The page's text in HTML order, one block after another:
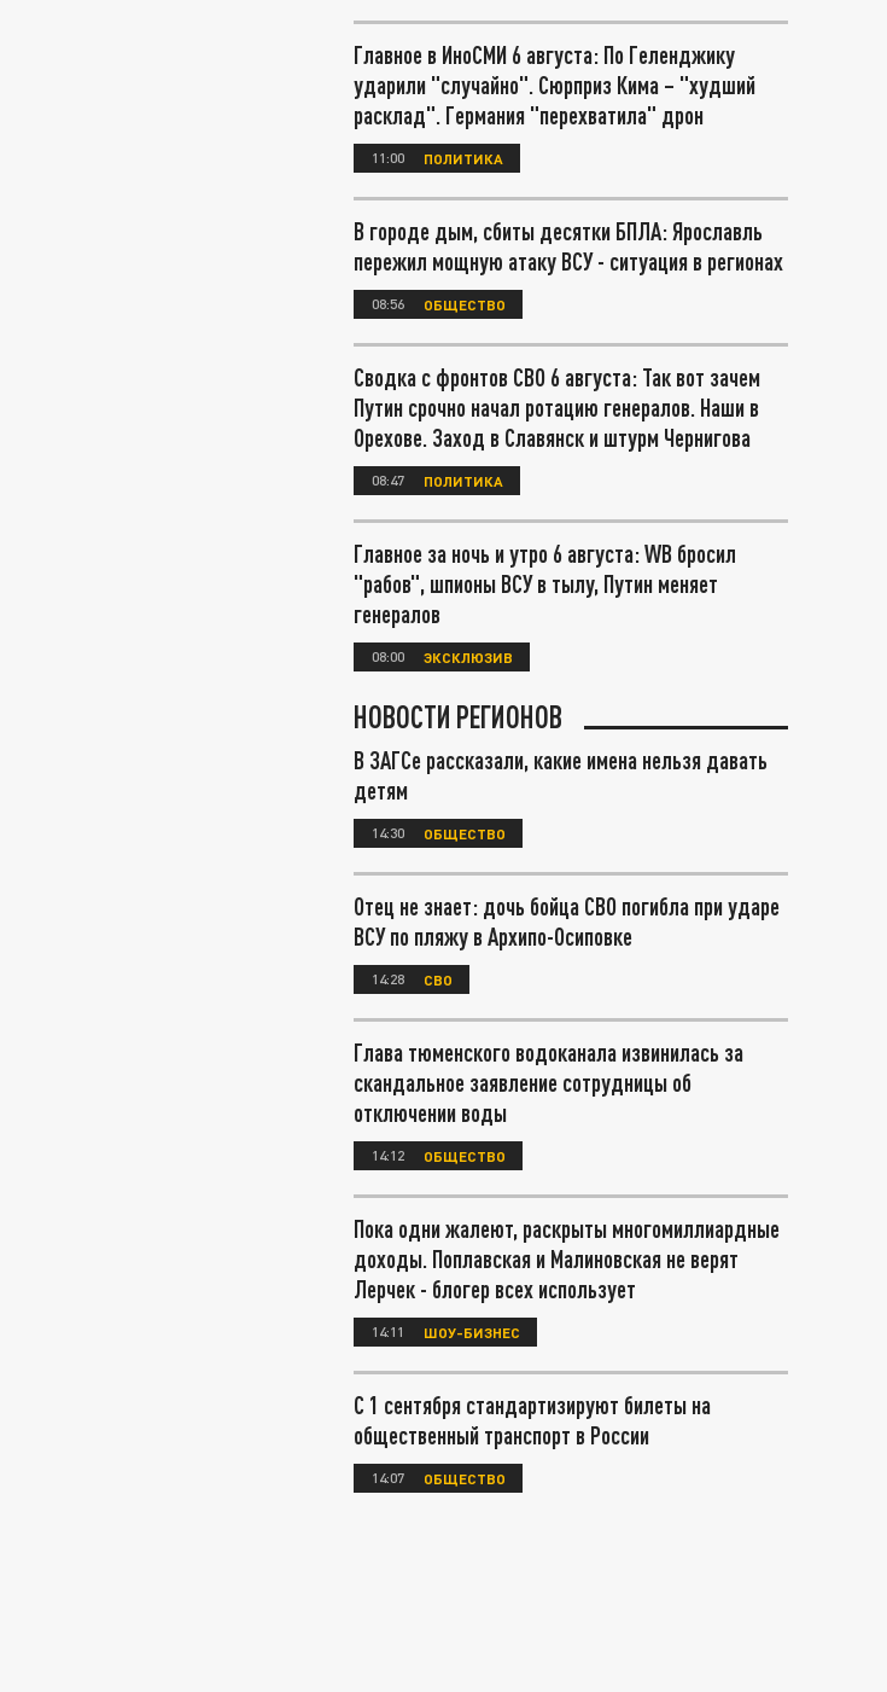
Главное в ИноСМИ 6 августа: По Геленджику
ударили "случайно". Сюрприз Кима – "худший
расклад". Германия "перехватила" дрон
11:00 ПОЛИТИКА
В городе дым, сбиты десятки БПЛА: Ярославль
пережил мощную атаку ВСУ - ситуация в регионах
08:56 ОБЩЕСТВО
Сводка с фронтов СВО 6 августа: Так вот зачем
Путин срочно начал ротацию генералов. Наши в
Орехове. Заход в Славянск и штурм Чернигова
08:47 ПОЛИТИКА
Главное за ночь и утро 6 августа: WB бросил
"рабов", шпионы ВСУ в тылу, Путин меняет
генералов
08:00 ЭКСКЛЮЗИВ
НОВОСТИ РЕГИОНОВ
В ЗАГСе рассказали, какие имена нельзя давать
детям
14:30 ОБЩЕСТВО
Отец не знает: дочь бойца СВО погибла при ударе
ВСУ по пляжу в Архипо-Осиповке
14:28 СВО
Глава тюменского водоканала извинилась за
скандальное заявление сотрудницы об
отключении воды
14:12 ОБЩЕСТВО
Пока одни жалеют, раскрыты многомиллиардные
доходы. Поплавская и Малиновская не верят
Лерчек - блогер всех использует
14:11 ШОУ-БИЗНЕС
С 1 сентября стандартизируют билеты на
общественный транспорт в России
14:07 ОБЩЕСТВО